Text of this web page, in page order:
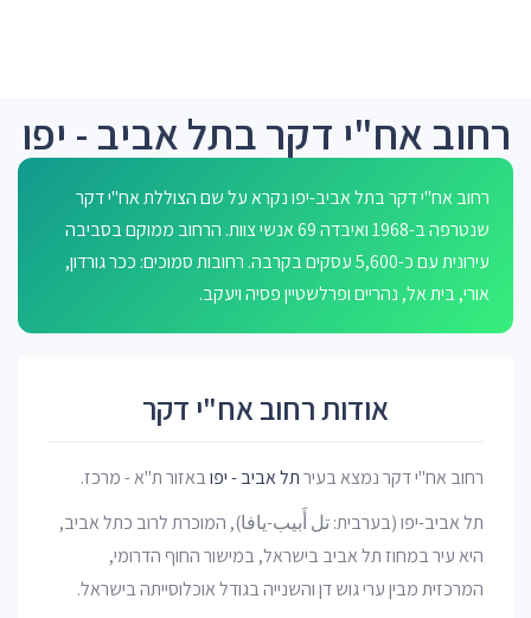
רחוב אח"י דקר בתל אביב - יפו
רחוב אח"י דקר בתל אביב-יפו נקרא על שם הצוללת אח"י דקר
שנטרפה ב-1968 ואיבדה 69 אנשי צוות. הרחוב ממוקם בסביבה
עירונית עם כ-5,600 עסקים בקרבה. רחובות סמוכים: ככר גורדון,
אורי, בית אל, נהריים ופרלשטיין פסיה ויעקב.
אודות רחוב אח"י דקר
רחוב אח"י דקר נמצא בעירתל אביב - יפובאזור ת"א - מרכז.
תל אביב-יפו (בערבית: تل أَبيب-يافا), המוכרת לרוב כתל אביב,
היא עיר במחוז תל אביב בישראל, במישור החוף הדרומי,
המרכזית מבין ערי גוש דן והשנייה בגודל אוכלוסייתה בישראל.